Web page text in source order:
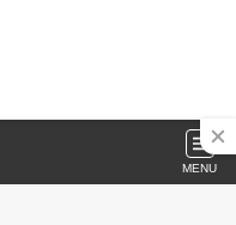
MENU